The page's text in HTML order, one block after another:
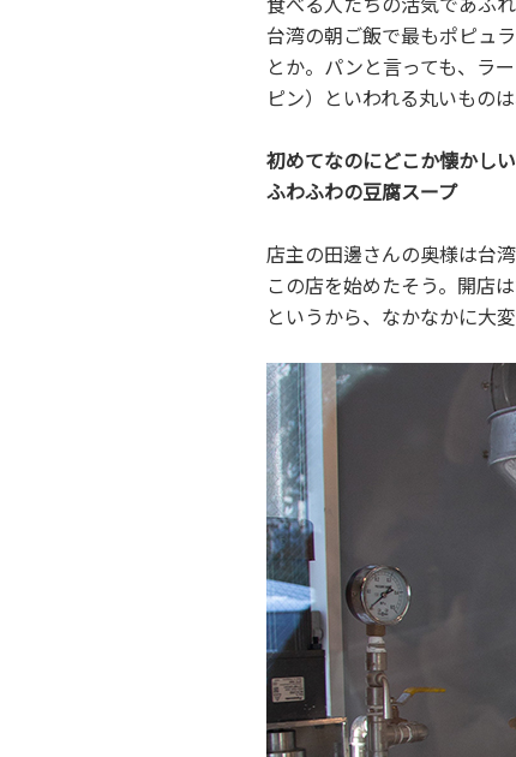
台湾の朝ご飯で最もポピュ
とか。パンと言っても、ラ
ピン）といわれる丸いもの
初めてなのにどこか懐かしい
ふわふわの豆腐スープ
店主の田邊さんの奥様は台
この店を始めたそう。開店
というから、なかなかに大